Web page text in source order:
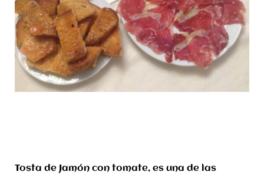
Tosta de Jamón con tomate, es una de las